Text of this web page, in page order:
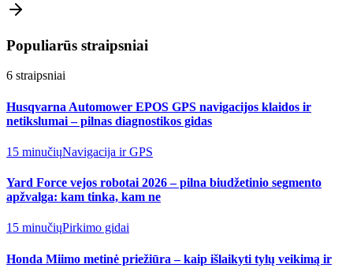
Populiarūs straipsniai
6 straipsniai
Husqvarna Automower EPOS GPS navigacijos klaidos ir
netikslumai – pilnas diagnostikos gidas
15 minučiųNavigacija ir GPS
Yard Force vejos robotai 2026 – pilna biudžetinio segmento
apžvalga: kam tinka, kam ne
15 minučiųPirkimo gidai
Honda Miimo metinė priežiūra – kaip išlaikyti tylų veikimą ir